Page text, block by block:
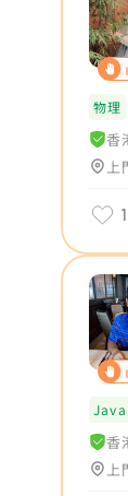
物理
香
上
1
Java
香
上